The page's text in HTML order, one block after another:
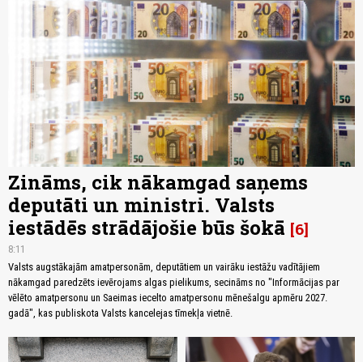
Zināms, cik nākamgad saņems
deputāti un ministri. Valsts
iestādēs strādājošie būs šokā 6
8:11
Valsts augstākajām amatpersonām, deputātiem un vairāku iestāžu vadītājiem
nākamgad paredzēts ievērojams algas pielikums, secināms no "Informācijas par
vēlēto amatpersonu un Saeimas iecelto amatpersonu mēnešalgu apmēru 2027.
gadā", kas publiskota Valsts kancelejas tīmekļa vietnē.